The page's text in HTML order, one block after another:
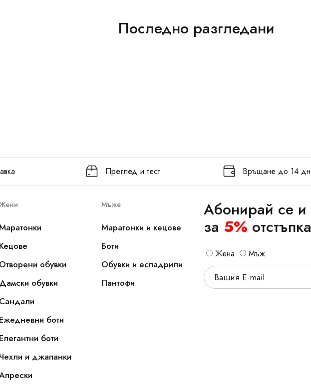
Последно разгледани
Преглед и тест Връщане до 14
Кецове
Отворени обувки
Дамски обувки
Сандали
Ежедневни боти
Елегантни боти
Чехли и джапанки
Мъже
Маратонки и кецове
Боти
Обувки и еспадрили
Пантофи
Абонирай се и
за 5% отстъпка
Жена Мъж